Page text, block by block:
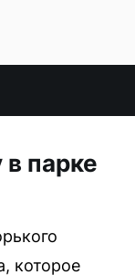
парке
которое